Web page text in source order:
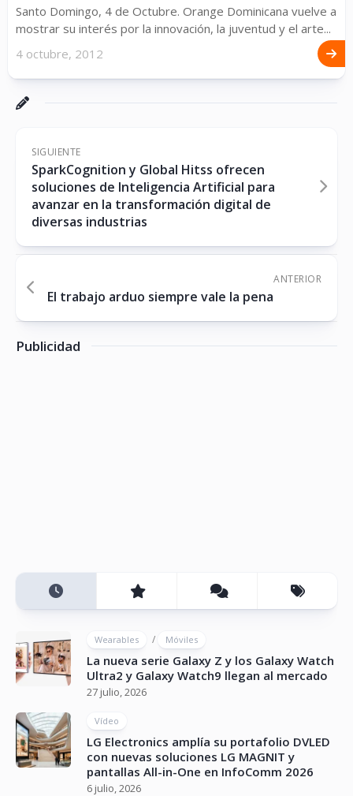
Santo Domingo, 4 de Octubre. Orange Dominicana vuelve a
mostrar su interés por la innovación, la juventud y el arte...
4 octubre, 2012
SIGUIENTE
SparkCognition y Global Hitss ofrecen
soluciones de Inteligencia Artificial para
avanzar en la transformación digital de
diversas industrias
ANTERIOR
El trabajo arduo siempre vale la pena
Publicidad
Wearables / Móviles
La nueva serie Galaxy Z y los Galaxy Watch
Ultra2 y Galaxy Watch9 llegan al mercado
27 julio, 2026
Vídeo
LG Electronics amplía su portafolio DVLED
con nuevas soluciones LG MAGNIT y
pantallas All-in-One en InfoComm 2026
6 julio, 2026